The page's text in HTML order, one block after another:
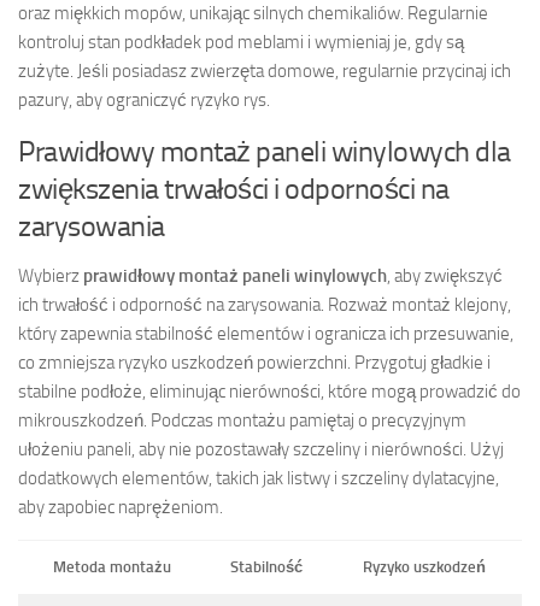
oraz miękkich mopów, unikając silnych chemikaliów. Regularnie
kontroluj stan podkładek pod meblami i wymieniaj je, gdy są
zużyte. Jeśli posiadasz zwierzęta domowe, regularnie przycinaj ich
pazury, aby ograniczyć ryzyko rys.
Prawidłowy montaż paneli winylowych dla
zwiększenia trwałości i odporności na
zarysowania
Wybierz prawidłowy montaż paneli winylowych , aby zwiększyć
ich trwałość i odporność na zarysowania. Rozważ montaż klejony,
który zapewnia stabilność elementów i ogranicza ich przesuwanie,
co zmniejsza ryzyko uszkodzeń powierzchni. Przygotuj gładkie i
stabilne podłoże, eliminując nierówności, które mogą prowadzić do
mikrouszkodzeń. Podczas montażu pamiętaj o precyzyjnym
ułożeniu paneli, aby nie pozostawały szczeliny i nierówności. Użyj
dodatkowych elementów, takich jak listwy i szczeliny dylatacyjne,
aby zapobiec naprężeniom.
Metoda montażu Stabilność Ryzyko uszkodzeń